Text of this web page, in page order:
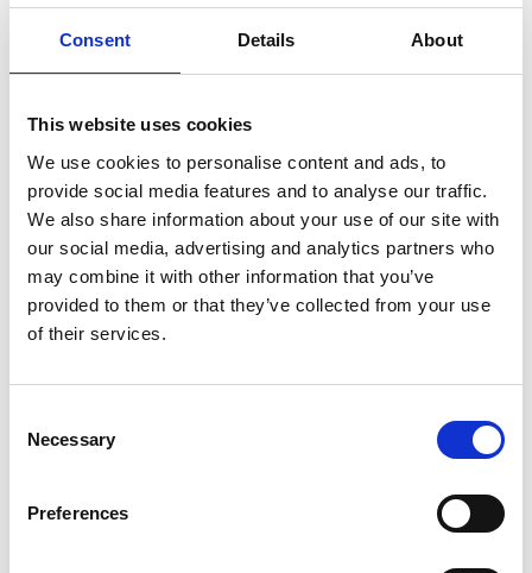
Consent Details About
This website uses cookies
We use cookies to personalise content and ads, to
provide social media features and to analyse our traffic.
We also share information about your use of our site with
our social media, advertising and analytics partners who
may combine it with other information that you’ve
provided to them or that they’ve collected from your use
of their services.
Selection
Necessary
Preferences
Guidade turer och stadspromenader
stadsvandringar i Kungälv, Marstrand, Stenungsund,
Rönnäng, Skärhamn, Fiskebäckskil, Lysekil, Smögen,
Fjällbacka, Strömstad och Uddevalla. Men även på
historiska platser som Bohus fästning,
Ragnhildsholmen i Nordre älv (Kungälv),
Klosterkullen/gamla Kongahälla, Sveriges första
badort Gustafsberg, Blomsholm vid Strömstad,
Hällristningarna i Tanum, Sveriges enda kvarvarande
bokning hittar du på hemsidan och i